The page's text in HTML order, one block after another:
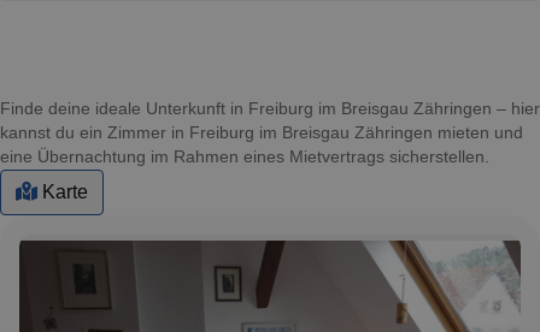
Finde deine ideale Unterkunft in Freiburg im Breisgau Zähringen – hier
kannst du ein Zimmer in Freiburg im Breisgau Zähringen mieten und
eine Übernachtung im Rahmen eines Mietvertrags sicherstellen.
Karte